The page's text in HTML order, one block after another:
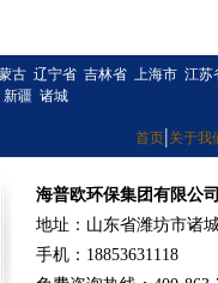
古 辽宁省 吉林省 上海市 江苏
新疆 诸城
首页|关于我
海普欧环保集团有限公司
地址：山东省潍坊市诸
手机：18853631118